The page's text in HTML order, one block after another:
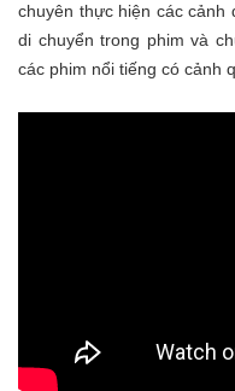
chuyên thực hiện các cảnh
di chuyển trong phim và
các phim nổi tiếng có cảnh